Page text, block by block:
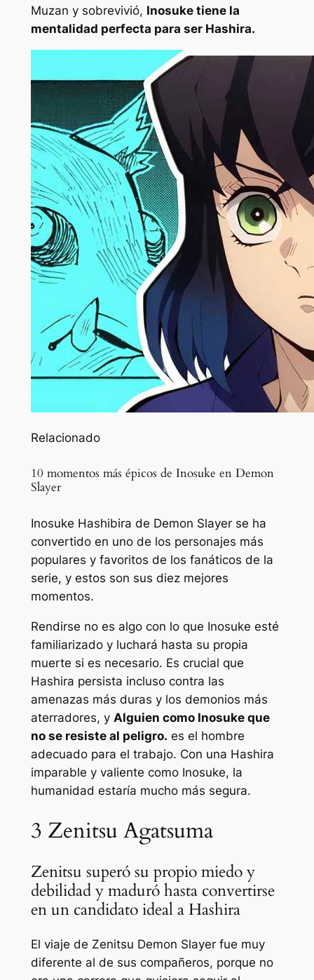
Muzan y sobrevivió, Inosuke tiene la
mentalidad perfecta para ser Hashira.
Relacionado
10 momentos más épicos de Inosuke en Demon
Slayer
Inosuke Hashibira de Demon Slayer se ha
convertido en uno de los personajes más
populares y favoritos de los fanáticos de la
serie, y estos son sus diez mejores
momentos.
Rendirse no es algo con lo que Inosuke esté
familiarizado y luchará hasta su propia
muerte si es necesario. Es crucial que
Hashira persista incluso contra las
amenazas más duras y los demonios más
aterradores, y Alguien como Inosuke que
no se resiste al peligro. es el hombre
adecuado para el trabajo. Con una Hashira
imparable y valiente como Inosuke, la
humanidad estaría mucho más segura.
3 Zenitsu Agatsuma
Zenitsu superó su propio miedo y
debilidad y maduró hasta convertirse
en un candidato ideal a Hashira
El viaje de Zenitsu Demon Slayer fue muy
diferente al de sus compañeros, porque no